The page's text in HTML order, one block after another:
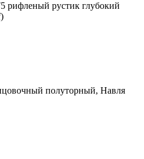
рифленый рустик глубокий
полуторный, Навля